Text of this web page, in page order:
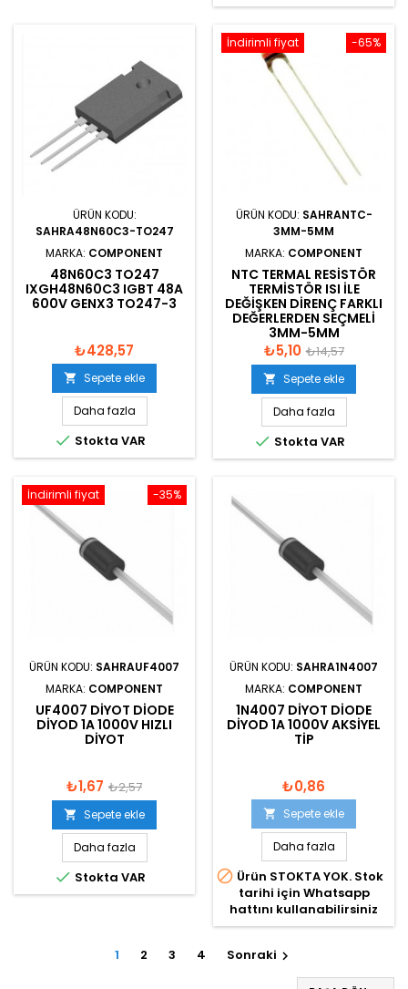
ÜRÜN KODU:
SAHRA48N60C3-TO247
MARKA: COMPONENT
48N60C3 TO247
IXGH48N60C3 IGBT 48A
600V GENX3 TO247-3
₺428,57
 Sepete ekle
Daha fazla
 Stokta VAR
-65%
İndirimli fiyat
ÜRÜN KODU: SAHRANTC-
3MM-5MM
MARKA: COMPONENT
NTC TERMAL RESISTÖR
TERMISTÖR ISI ILE
DEĞIŞKEN DIRENÇ FARKLI
DEĞERLERDEN SEÇMELI
3MM-5MM
₺5,10 ₺14,57
 Sepete ekle
Daha fazla
 Stokta VAR
-35%
İndirimli fiyat
ÜRÜN KODU: SAHRAUF4007
MARKA: COMPONENT
UF4007 DIYOT DIODE
DIYOD 1A 1000V HIZLI
DIYOT
₺1,67 ₺2,57
 Sepete ekle
Daha fazla
 Stokta VAR
ÜRÜN KODU: SAHRA1N4007
MARKA: COMPONENT
1N4007 DIYOT DIODE
DIYOD 1A 1000V AKSIYEL
TIP
₺0,86
 Sepete ekle
Daha fazla
 Ürün STOKTA YOK. Stok
tarihi için Whatsapp
hattını kullanabilirsiniz
1 2 3 4 Sonraki 